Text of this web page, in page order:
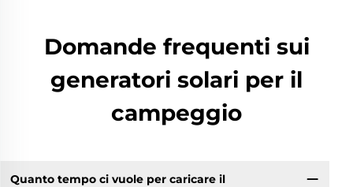
Domande frequenti sui
generatori solari per il
campeggio
Quanto tempo ci vuole per caricare il